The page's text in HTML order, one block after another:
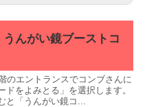
んがい鏡ブーストコ
のエントランスでコンブさんに
ドをよみとる」を選択します。
と「うんがい鏡コ...